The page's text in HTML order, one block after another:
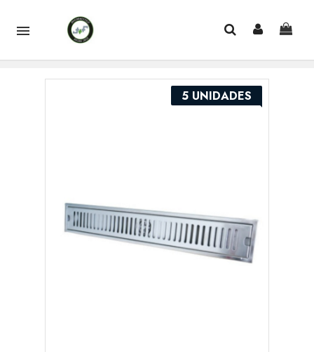

5 UNIDADES